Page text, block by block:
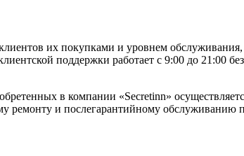
их покупками и уровнем
поддержки работает с 9:00 до
в компании «Secretinn»
ремонту и послегарантийному обслуживанию